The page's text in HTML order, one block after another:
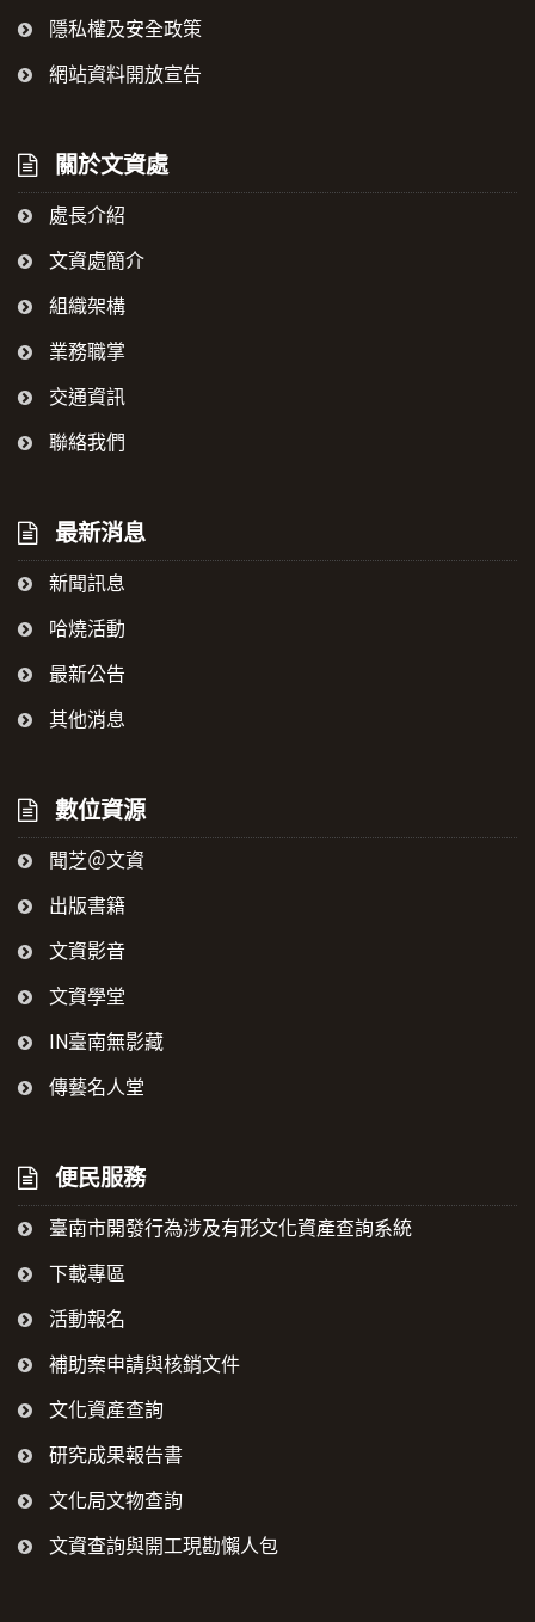
隱私權及安全政策
網站資料開放宣告
關於文資處
處長介紹
文資處簡介
組織架構
業務職掌
交通資訊
聯絡我們
最新消息
新聞訊息
哈燒活動
最新公告
其他消息
數位資源
聞芝＠文資
出版書籍
文資影音
文資學堂
IN臺南無影藏
傳藝名人堂
便民服務
臺南市開發行為涉及有形文化資產查詢系統
下載專區
活動報名
補助案申請與核銷文件
文化資產查詢
研究成果報告書
文化局文物查詢
文資查詢與開工現勘懶人包